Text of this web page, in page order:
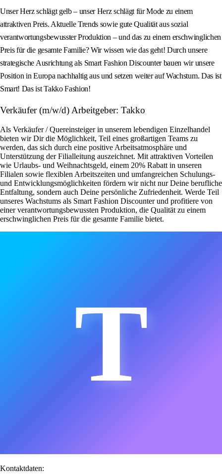
Unser Herz schlägt gelb – unser Herz schlägt für Mode zu einem
attraktiven Preis. Aktuelle Trends sowie gute Qualität aus sozial
verantwortungsbewusster Produktion – und das zu einem erschwinglichen
Preis für die gesamte Familie? Wir wissen wie das geht! Durch unsere
strategische Ausrichtung als Smart Fashion Discounter bauen wir unsere
Position in Europa nachhaltig aus und setzen weiter auf Wachstum. Das ist
Smart! Das ist Takko Fashion!
Verkäufer (m/w/d) Arbeitgeber: Takko
Als Verkäufer / Quereinsteiger in unserem lebendigen Einzelhandel
bieten wir Dir die Möglichkeit, Teil eines großartigen Teams zu
werden, das sich durch eine positive Arbeitsatmosphäre und
Unterstützung der Filialleitung auszeichnet. Mit attraktiven Vorteilen
wie Urlaubs- und Weihnachtsgeld, einem 20% Rabatt in unseren
Filialen sowie flexiblen Arbeitszeiten und umfangreichen Schulungs-
und Entwicklungsmöglichkeiten fördern wir nicht nur Deine berufliche
Entfaltung, sondern auch Deine persönliche Zufriedenheit. Werde Teil
unseres Wachstums als Smart Fashion Discounter und profitiere von
einer verantwortungsbewussten Produktion, die Qualität zu einem
erschwinglichen Preis für die gesamte Familie bietet.
T
Kontaktdaten: